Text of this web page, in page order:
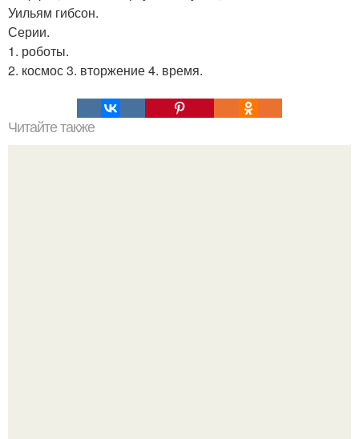
Уильям гибсон.
Серии.
1. роботы.
2. космос 3. вторжение 4. время.
Читайте также